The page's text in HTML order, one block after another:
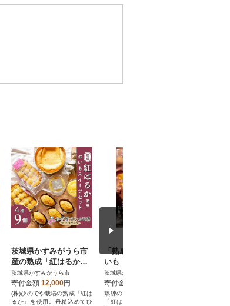
茨城県かすみがうら市
産の熟成「紅はるか」
を使用した、おいもス
イーツセット 4種計9
個
茨城県かすみがうら市
寄付金額 12,000円
(株)ひのでや栽培の熟成「紅は
るか」を使用。丹精込めてひ
「熟成」の妙技。焼き
いも「紅和み」1kg
茨城県かすみがうら市
寄付金額
熟練の貯蔵技術で熟成された
「紅はるか」の焼きいも。栄